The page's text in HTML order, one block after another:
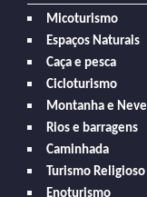
Micoturismo
Espaços Naturais
Caça e pesca
Cicloturismo
Montanha e Neve
Rios e barragens
Caminhada
Turismo Religioso
Enoturismo